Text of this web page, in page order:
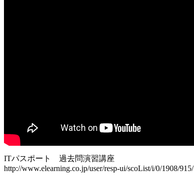
ITパスポート 過去問演習講座
http://www.elearning.co.jp/user/resp-ui/scoList/i/0/1908/915/